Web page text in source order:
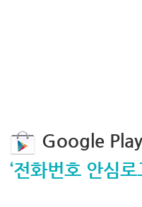
Google
‘전화번호 안심